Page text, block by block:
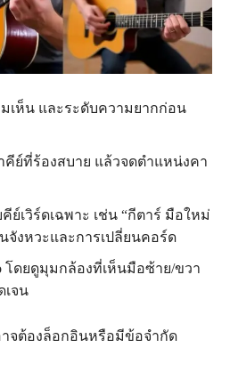
เห็น และระดับความยากก่อน
าคีย์ที่ร้องสบาย แล้วจดตำแหน่งคา
ย์เวิร์ดเฉพาะ เช่น “กีตาร์ มือใหม่
จังหวะและการเปลี่ยนคอร์ด
โดยดูมุมกล้องที่เห็นมือซ้าย/ขวา
เจน
จต้องล็อกอินหรือมีข้อจำกัด